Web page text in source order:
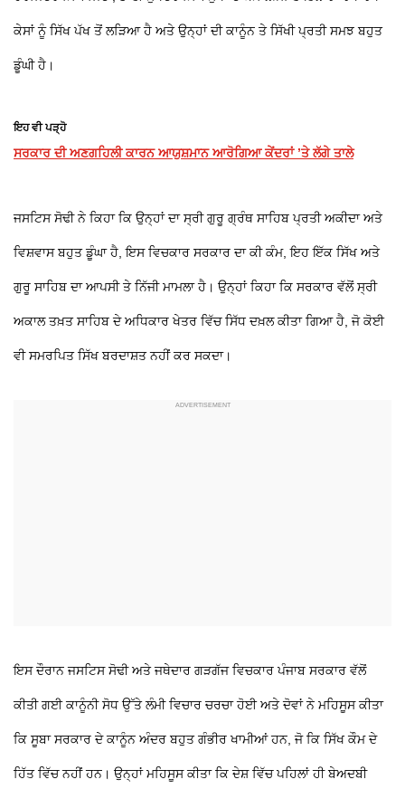
ਕੇਸਾਂ ਨੂੰ ਸਿੱਖ ਪੱਖ ਤੋਂ ਲੜਿਆ ਹੈ ਅਤੇ ਉਨ੍ਹਾਂ ਦੀ ਕਾਨੂੰਨ ਤੇ ਸਿੱਖੀ ਪ੍ਰਤੀ ਸਮਝ ਬਹੁਤ
ਡੂੰਘੀ ਹੈ।
ਇਹ ਵੀ ਪੜ੍ਹੋ
ਸਰਕਾਰ ਦੀ ਅਣਗਹਿਲੀ ਕਾਰਨ ਆਯੁਸ਼ਮਾਨ ਆਰੋਗਿਆ ਕੇਂਦਰਾਂ ’ਤੇ ਲੱਗੇ ਤਾਲੇ
ਜਸਟਿਸ ਸੋਢੀ ਨੇ ਕਿਹਾ ਕਿ ਉਨ੍ਹਾਂ ਦਾ ਸ੍ਰੀ ਗੁਰੂ ਗ੍ਰੰਥ ਸਾਹਿਬ ਪ੍ਰਤੀ ਅਕੀਦਾ ਅਤੇ
ਵਿਸ਼ਵਾਸ ਬਹੁਤ ਡੂੰਘਾ ਹੈ, ਇਸ ਵਿਚਕਾਰ ਸਰਕਾਰ ਦਾ ਕੀ ਕੰਮ, ਇਹ ਇੱਕ ਸਿੱਖ ਅਤੇ
ਗੁਰੂ ਸਾਹਿਬ ਦਾ ਆਪਸੀ ਤੇ ਨਿੱਜੀ ਮਾਮਲਾ ਹੈ। ਉਨ੍ਹਾਂ ਕਿਹਾ ਕਿ ਸਰਕਾਰ ਵੱਲੋਂ ਸ੍ਰੀ
ਅਕਾਲ ਤਖ਼ਤ ਸਾਹਿਬ ਦੇ ਅਧਿਕਾਰ ਖੇਤਰ ਵਿੱਚ ਸਿੱਧ ਦਖ਼ਲ ਕੀਤਾ ਗਿਆ ਹੈ, ਜੋ ਕੋਈ
ਵੀ ਸਮਰਪਿਤ ਸਿੱਖ ਬਰਦਾਸ਼ਤ ਨਹੀਂ ਕਰ ਸਕਦਾ।
ਇਸ ਦੌਰਾਨ ਜਸਟਿਸ ਸੋਢੀ ਅਤੇ ਜਥੇਦਾਰ ਗੜਗੱਜ ਵਿਚਕਾਰ ਪੰਜਾਬ ਸਰਕਾਰ ਵੱਲੋਂ
ਕੀਤੀ ਗਈ ਕਾਨੂੰਨੀ ਸੋਧ ਉੱਤੇ ਲੰਮੀ ਵਿਚਾਰ ਚਰਚਾ ਹੋਈ ਅਤੇ ਦੋਵਾਂ ਨੇ ਮਹਿਸੂਸ ਕੀਤਾ
ਕਿ ਸੂਬਾ ਸਰਕਾਰ ਦੇ ਕਾਨੂੰਨ ਅੰਦਰ ਬਹੁਤ ਗੰਭੀਰ ਖਾਮੀਆਂ ਹਨ, ਜੋ ਕਿ ਸਿੱਖ ਕੌਮ ਦੇ
ਹਿੱਤ ਵਿੱਚ ਨਹੀਂ ਹਨ। ਉਨ੍ਹਾਂ ਮਹਿਸੂਸ ਕੀਤਾ ਕਿ ਦੇਸ਼ ਵਿੱਚ ਪਹਿਲਾਂ ਹੀ ਬੇਅਦਬੀ